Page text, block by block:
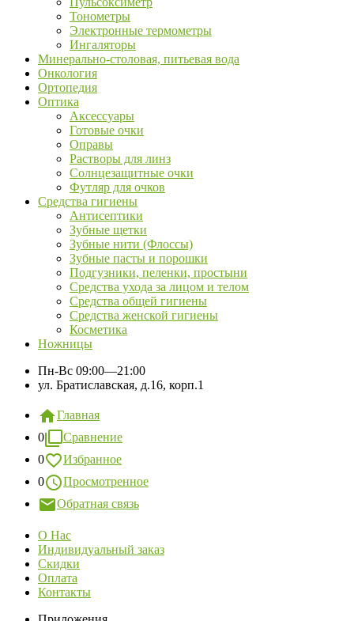
Тонометры
Электронные термометры
Ингаляторы
Минерально-столовая, питьевая вода
Онкология
Ортопедия
Оптика
Аксессуары
Готовые очки
Оправы
Растворы для линз
Солнцезащитные очки
Футляр для очков
Средства гигиены
Антисептики
Зубные щетки
Зубные нити (Флоссы)
Зубные пасты и порошки
Подгузники, пеленки, простыни
Средства ухода за лицом и телом
Средства общей гигиены
Средства женской гигиены
Косметика
Ножницы
Пн-Вс 09:00—21:00
ул. Братиславская, д.16, корп.1
Главная
0
Сравнение
0
Избранное
0
Просмотренное
Обратная связь
О Нас
Индивидуальный заказ
Скидки
Оплата
Контакты